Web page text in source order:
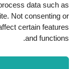
data such as
Not consenting or
certain features
and functions.
Rights Reserved